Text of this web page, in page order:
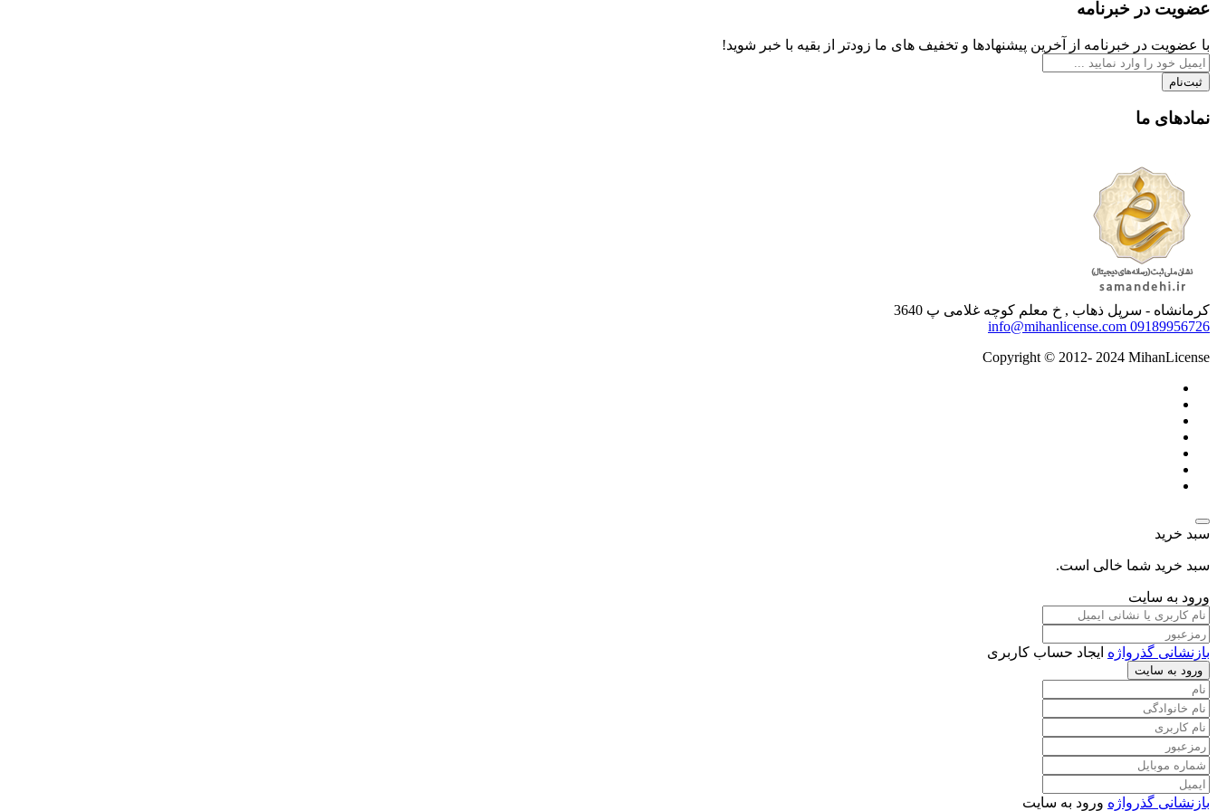
عضویت در خبرنامه
با عضویت در خبرنامه از آخرین پیشنهادها و تخفیف های ما زودتر از بقیه با خبر شوید!
ثبت‌نام
نمادهای ما
کرمانشاه - سرپل ذهاب , خ معلم کوچه غلامی پ 3640
09189956726
info@mihanlicense.com
Copyright © 2012- 2024 MihanLicense
سبد خرید
سبد خرید شما خالی است.
ورود به سایت
بازنشانی گذرواژه ایجاد حساب کاربری
ورود به سایت
بازنشانی گذرواژه ورود به سایت